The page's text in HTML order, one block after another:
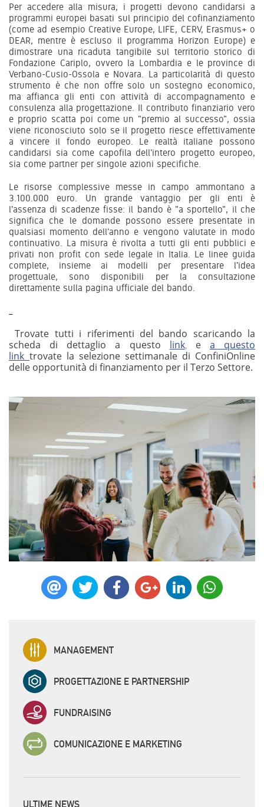
Per accedere alla misura, i progetti devono candidarsi a
programmi europei basati sul principio del cofinanziamento
(come ad esempio Creative Europe, LIFE, CERV, Erasmus+ o
DEAR, mentre è escluso il programma Horizon Europe) e
dimostrare una ricaduta tangibile sul territorio storico di
Fondazione Cariplo, ovvero la Lombardia e le province di
Verbano-Cusio-Ossola e Novara. La particolarità di questo
strumento è che non offre solo un sostegno economico,
ma affianca gli enti con attività di accompagnamento e
consulenza alla progettazione. Il contributo finanziario vero
e proprio scatta poi come un "premio al successo", ossia
viene riconosciuto solo se il progetto riesce effettivamente
a vincere il fondo europeo. Le realtà italiane possono
candidarsi sia come capofila dell'intero progetto europeo,
sia come partner per singole azioni specifiche.
Le risorse complessive messe in campo ammontano a
3.100.000 euro. Un grande vantaggio per gli enti è
l'assenza di scadenze fisse: il bando è "a sportello", il che
significa che le domande possono essere presentate in
qualsiasi momento dell'anno e vengono valutate in modo
continuativo. La misura è rivolta a tutti gli enti pubblici e
privati non profit con sede legale in Italia. Le linee guida
complete, insieme ai modelli per presentare l'idea
progettuale, sono disponibili per la consultazione
direttamente sulla pagina ufficiale del bando.
Trovate tutti i riferimenti del bando scaricando la
scheda di dettaglio a questo link,e a questo
link trovate la selezione settimanale di ConfiniOnline
delle opportunità di finanziamento per il Terzo Settore.
MANAGEMENT
PROGETTAZIONE E PARTNERSHIP
FUNDRAISING
COMUNICAZIONE E MARKETING
ULTIME NEWS